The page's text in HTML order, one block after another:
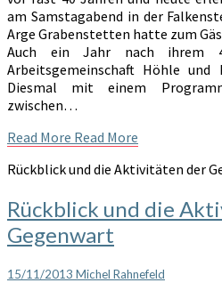
am Samstagabend in der
Arge Grabenstetten hatte zum
Auch ein Jahr nach ihrem
Arbeitsgemeinschaft Höhle und
Diesmal mit einem
zwischen…
Read More Read More
Rückblick und die Aktivitäten der
Rückblick und die
Gegenwart
15/11/2013 Michel Rahnefeld